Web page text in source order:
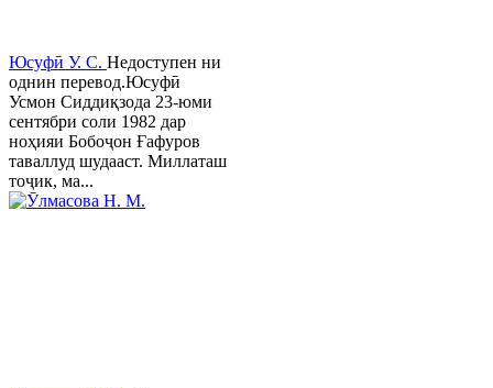
Юсуфӣ У. C. Недоступен ни
однин перевод.Юсуфӣ
Усмон Сиддиқзода 23-юми
сентябри соли 1982 дар
ноҳияи Бобоҷон Ғафуров
таваллуд шудааст. Миллаташ
тоҷик, ма...